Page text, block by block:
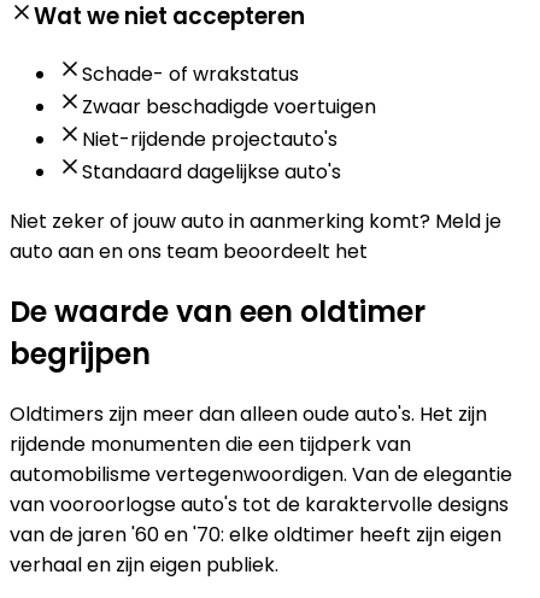
Wat we niet accepteren
Schade- of wrakstatus
Zwaar beschadigde voertuigen
Niet-rijdende projectauto's
Standaard dagelijkse auto's
Niet zeker of jouw auto in aanmerking komt? Meld je
auto aan en ons team beoordeelt het
De waarde van een oldtimer
begrijpen
Oldtimers zijn meer dan alleen oude auto's. Het zijn
rijdende monumenten die een tijdperk van
automobilisme vertegenwoordigen. Van de elegantie
van vooroorlogse auto's tot de karaktervolle designs
van de jaren '60 en '70: elke oldtimer heeft zijn eigen
verhaal en zijn eigen publiek.